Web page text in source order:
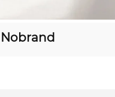
Nobrand